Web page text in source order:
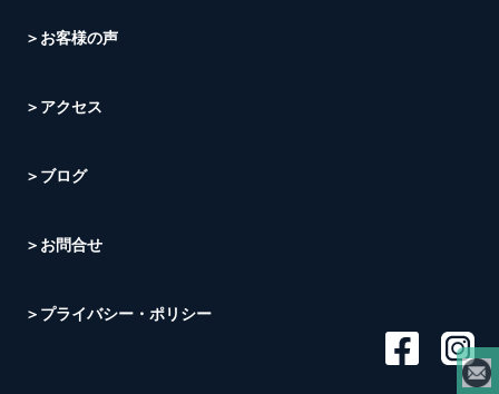
＞お客様の声
＞アクセス
＞ブログ
＞お問合せ
＞プライバシー・ポリシー